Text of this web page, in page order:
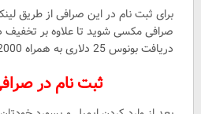
برای ثبت نام در این صرافی از طریق
دریافت بونوس 25 دلاری به همراه 2000 کوین در کوینگرام شوید.
ثبت نام در